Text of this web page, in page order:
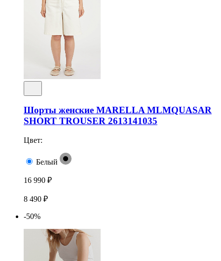
Шорты женские MARELLA MLMQUASAR
SHORT TROUSER 2613141035
Цвет:
Белый
16 990 ₽
8 490 ₽
-50%